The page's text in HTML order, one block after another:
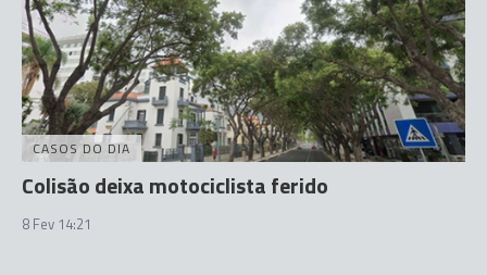
CASOS DO DIA
Colisão deixa motociclista ferido
8 Fev 14:21